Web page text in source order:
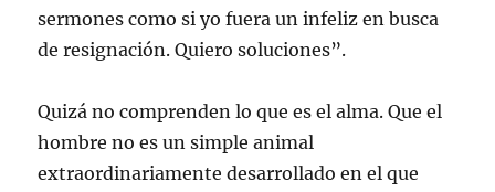
sermones como si yo fuera un infeliz en busca
de resignación. Quiero soluciones”.
Quizá no comprenden lo que es el alma. Que el
hombre no es un simple animal
extraordinariamente desarrollado en el que